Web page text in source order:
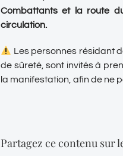
Combattants et la route
circulation.
Les personnes résidant
de sûreté, sont invités à
la manifestation, afin de ne
Partagez ce contenu sur